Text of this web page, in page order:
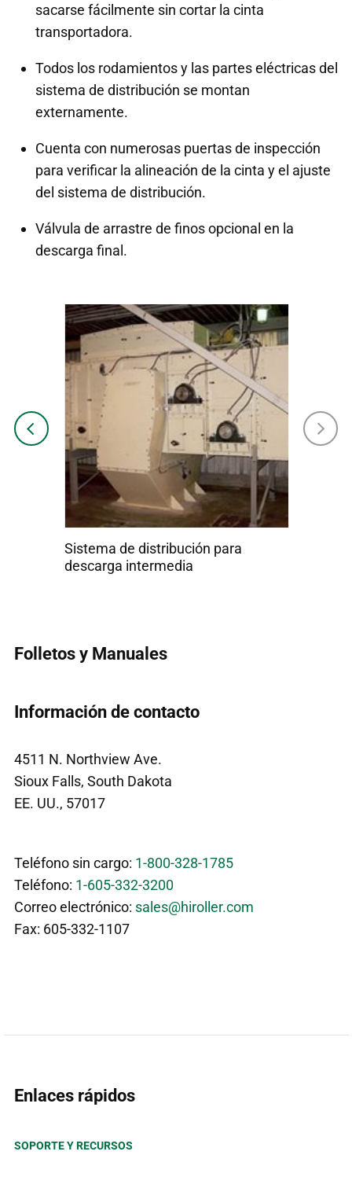
sacarse fácilmente sin cortar la cinta
transportadora.
Todos los rodamientos y las partes eléctricas del
sistema de distribución se montan
externamente.
Cuenta con numerosas puertas de inspección
para verificar la alineación de la cinta y el ajuste
del sistema de distribución.
Válvula de arrastre de finos opcional en la
descarga final.
Previous
Sistema de distribución para
descarga intermedia
Folletos y Manuales
Información de contacto
4511 N. Northview Ave.
Sioux Falls, South Dakota
EE. UU., 57017
Teléfono sin cargo: 1-800-328-1785
Teléfono: 1-605-332-3200
Correo electrónico: sales@hiroller.com
Fax: 605-332-1107
Enlaces rápidos
SOPORTE Y RECURSOS